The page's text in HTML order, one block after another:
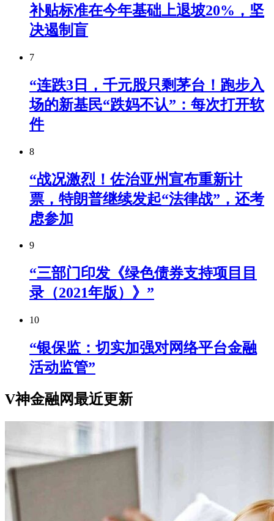
补贴标准在今年基础上退坡20%，坚
决遏制盲
7
“连跌3日，千元股只剩茅台！跑步入
场的新基民“跌妈不认”：每次打开软
件
8
“战况激烈！佐治亚州宣布重新计
票，特朗普继续发起“法律战”，还考
虑参加
9
“三部门印发《绿色债券支持项目目
录（2021年版）》”
10
“银保监：切实加强对网络平台金融
活动监管”
V神金融网最近更新